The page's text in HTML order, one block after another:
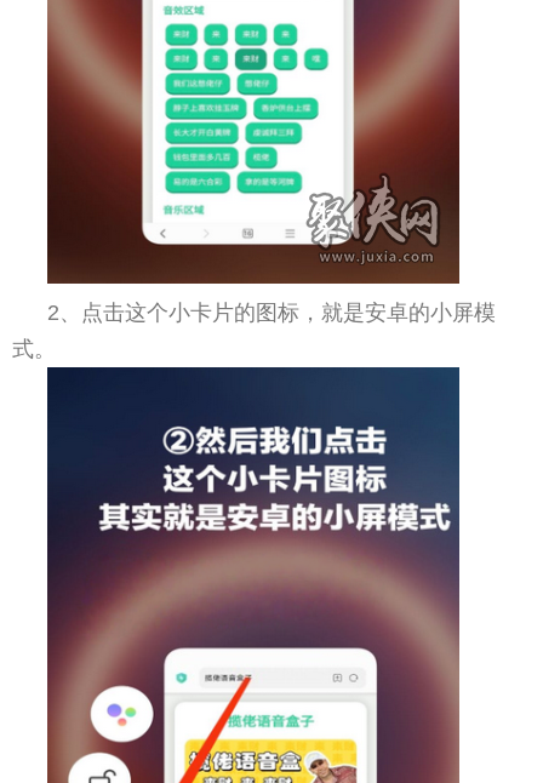
2、点击这个小卡片的图标，就是安卓的小屏模
式。